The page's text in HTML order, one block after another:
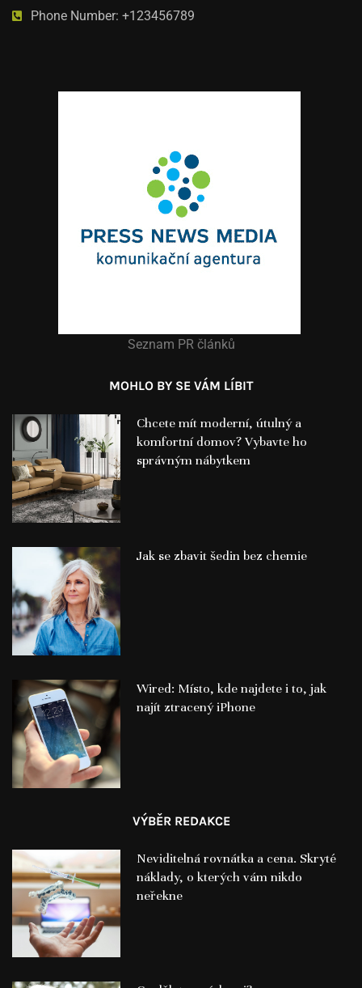
Phone Number: +123456789
Seznam PR článků
MOHLO BY SE VÁM LÍBIT
Chcete mít moderní, útulný a
komfortní domov? Vybavte ho
správným nábytkem
Jak se zbavit šedin bez chemie
Wired: Místo, kde najdete i to, jak
najít ztracený iPhone
VÝBĚR REDAKCE
Neviditelná rovnátka a cena. Skryté
náklady, o kterých vám nikdo
neřekne